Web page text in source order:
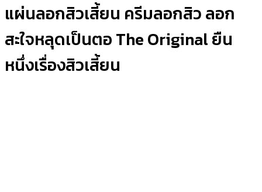
แผ่นลอกสิวเสี้ยน ครีมลอกสิว ลอก
สะใจหลุดเป็นตอ The Original ยืน
หนึ่งเรื่องสิวเสี้ยน